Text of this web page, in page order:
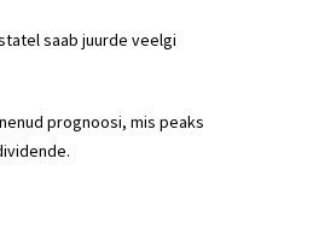
saab juurde veelgi
prognoosi, mis peaks